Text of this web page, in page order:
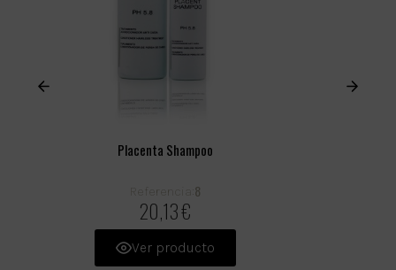
Placenta Shampoo
Referencia: 8
20,13 €
Ver producto